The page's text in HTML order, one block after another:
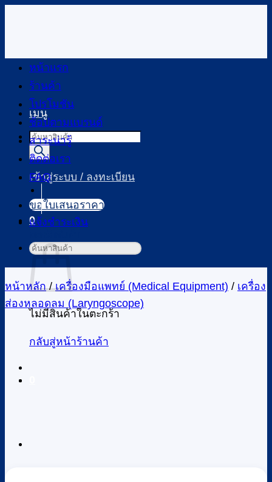
เนื้อหา
เมนู
Products
search
เข้าสู่ระบบ / ลงทะเบียน
0
ไม่มีสินค้าในตะกร้า
กลับสู่หน้าร้านค้า
หน้าแรก
ร้านค้า
โปรโมชัน
ช้อปตามแบรนด์
สาระน่ารู้
ติดต่อเรา
FAQ
ขอใบเสนอราคา
แจ้งชำระเงิน
ค้นหา:
หน้าหลัก / เครื่องมือแพทย์ (Medical Equipment) / เครื่อง
ส่องหลอดลม (Laryngoscope)